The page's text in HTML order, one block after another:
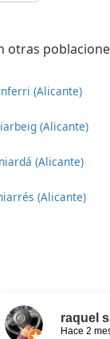
otras
(Alicante)
(Alicante)
(Alicante)
(Alicante)
raquel
Hace 2